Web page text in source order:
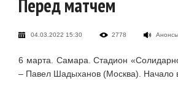
Перед матчем
04.03.2022 15:30 2778
6 марта. Самара. Стадион
– Павел Шадыханов (Москва). Начало